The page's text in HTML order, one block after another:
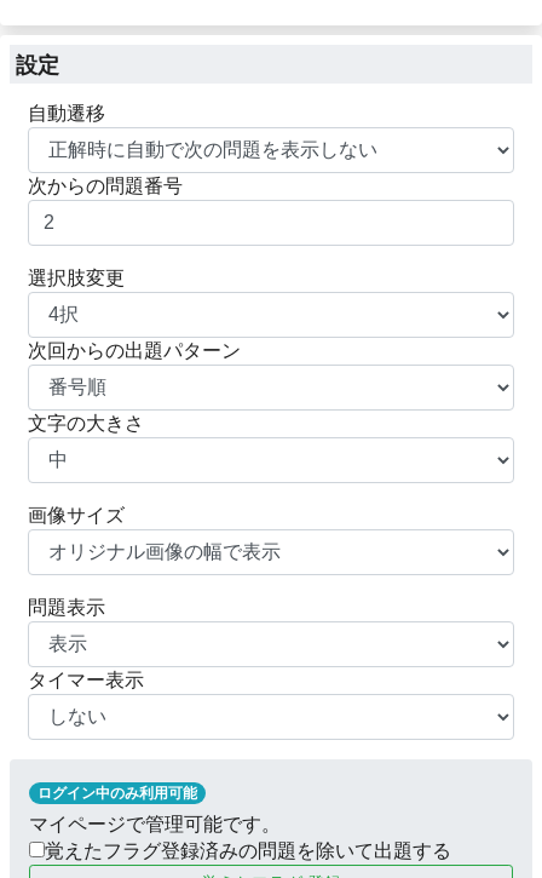
設定
自動遷移
次からの問題番号
選択肢変更
次回からの出題パターン
文字の大きさ
画像サイズ
問題表示
タイマー表示
ログイン中のみ利用可能
マイページで管理可能です。
覚えたフラグ登録済みの問題を除いて出題する